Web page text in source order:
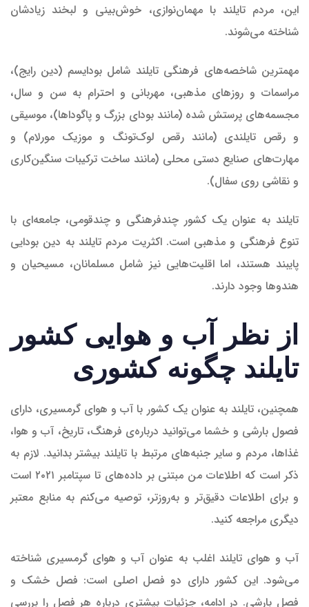
این، مردم تایلند با مهمان‌نوازی، خوش‌بینی و لبخند زیادشان
شناخته می‌شوند.
مهمترین شاخصه‌های فرهنگی تایلند شامل بودایسم (دین رایج)،
مراسمات و روزهای مذهبی، مهربانی و احترام به سن و سال،
مجسمه‌های پرستش شده (مانند بودای بزرگ و پاگوداها)، موسیقی
و رقص تایلندی (مانند رقص لوک‌تونگ و موزیک مورلام) و
مهارت‌های صنایع دستی محلی (مانند ساخت ترکیبات سنگین‌کاری
و نقاشی روی سفال).
تایلند به عنوان یک کشور چندفرهنگی و چندقومی، جامعه‌ای با
تنوع فرهنگی و مذهبی است. اکثریت مردم تایلند به دین بودایی
پایبند هستند، اما اقلیت‌هایی نیز شامل مسلمانان، مسیحیان و
هندوها وجود دارند.
از نظر آب و هوایی کشور
تایلند چگونه کشوری
همچنین، تایلند به عنوان یک کشور با آب و هوای گرمسیری، دارای
فصول بارشی و خشما می‌توانید درباره‌ی فرهنگ، تاریخ، آب و هوا،
غذاها، مردم و سایر جنبه‌های مرتبط با تایلند بیشتر بدانید. لازم به
ذکر است که اطلاعات من مبتنی بر داده‌های تا سپتامبر ۲۰۲۱ است
و برای اطلاعات دقیق‌تر و به‌روزتر، توصیه می‌کنم به منابع معتبر
دیگری مراجعه کنید.
آب و هوای تایلند اغلب به عنوان آب و هوای گرمسیری شناخته
می‌شود. این کشور دارای دو فصل اصلی است: فصل خشک و
فصل بارشی. در ادامه، جزئیات بیشتری درباره هر فصل را بررسی